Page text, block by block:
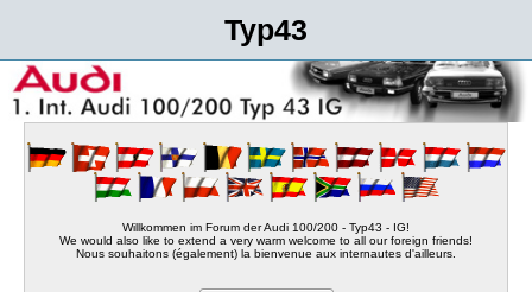
Typ43
Willkommen im Forum der Audi 100/200 - Typ43 - IG!
We would also like to extend a very warm welcome to all our foreign friends!
Nous souhaitons (également) la bienvenue aux internautes d'ailleurs.